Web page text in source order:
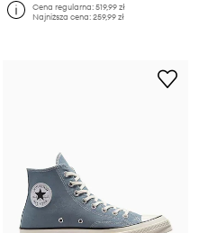
Cena regularna:519,99 zł
Najniższa cena:259,99 zł